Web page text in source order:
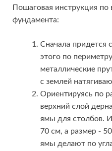
Пошаговая инструкция по
фундамента:
Сначала придется
этого по
металлические
с землей
Ориентируясь по
верхний слой
ямы для столбов.
70 см, а размер -
ямы делают по